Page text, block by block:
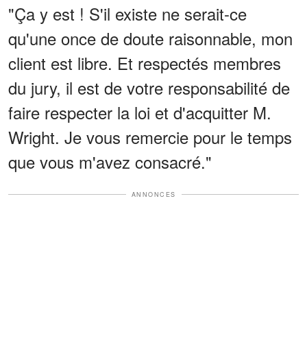
"Ça y est ! S'il existe ne serait-ce
qu'une once de doute raisonnable, mon
client est libre. Et respectés membres
du jury, il est de votre responsabilité de
faire respecter la loi et d'acquitter M.
Wright. Je vous remercie pour le temps
que vous m'avez consacré."
ANNONCES